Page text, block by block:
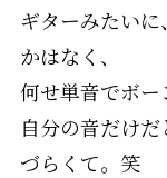
ギターみたい
かはなく、
何せ単音でボー
自分の音だけ
づらくて。笑